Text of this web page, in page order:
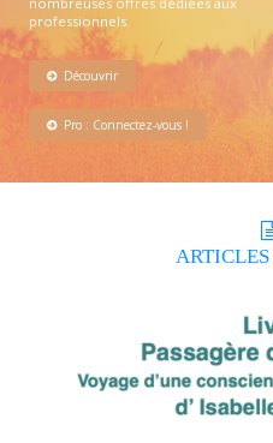
professionnels.
Découvrir
Pro : Connectez-vous !
ARTICLES